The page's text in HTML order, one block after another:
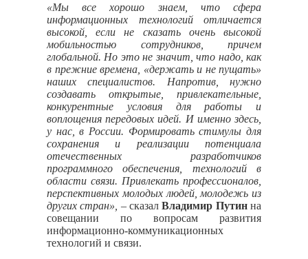
«Мы все хорошо знаем, что сфера
информационных технологий отличается
высокой, если не сказать очень высокой
мобильностью сотрудников, причем
глобальной. Но это не значит, что надо, как
в прежние времена, «держать и не пущать»
наших специалистов. Напротив, нужно
создавать открытые, привлекательные,
конкурентные условия для работы и
воплощения передовых идей. И именно здесь,
у нас, в России. Формировать стимулы для
сохранения и реализации потенциала
отечественных разработчиков
программного обеспечения, технологий в
области связи. Привлекать профессионалов,
перспективных молодых людей, молодежь из
других стран», – сказалВладимир Путинна
совещании по вопросам развития
информационно‑коммуникационных
технологий и связи.